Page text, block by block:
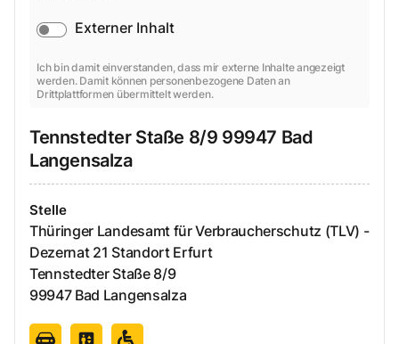
Externer Inhalt
Ich bin damit einverstanden, dass mir externe Inhalte angezeigt
werden. Damit können personenbezogene Daten an
Drittplattformen übermittelt werden.
Tennstedter Staße 8/9 99947 Bad
Langensalza
Stelle
Thüringer Landesamt für Verbraucherschutz (TLV) -
Dezernat 21 Standort Erfurt
Tennstedter Staße 8/9
99947 Bad Langensalza